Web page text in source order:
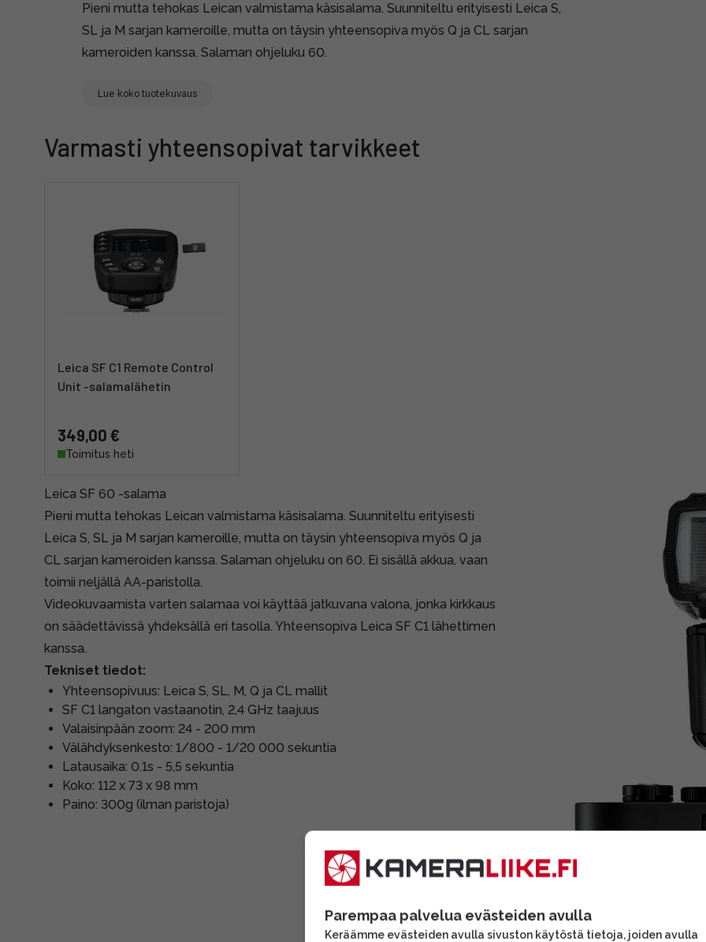
Pieni mutta tehokas Leican valmistama käsisalama. Suunniteltu erityisesti Leica S,
SL ja M sarjan kameroille, mutta on täysin yhteensopiva myös Q ja CL sarjan
kameroiden kanssa. Salaman ohjeluku 60.
Lue koko tuotekuvaus
Varmasti yhteensopivat tarvikkeet
Leica SF C1 Remote Control
Unit -salamalähetin
349,00 €
Toimitus heti
Leica SF 60 -salama
Pieni mutta tehokas Leican valmistama käsisalama. Suunniteltu erityisesti
Leica S, SL ja M sarjan kameroille, mutta on täysin yhteensopiva myös Q ja
CL sarjan kameroiden kanssa. Salaman ohjeluku on 60. Ei sisällä akkua, vaan
toimii neljällä AA-paristolla.
Videokuvaamista varten salamaa voi käyttää jatkuvana valona, jonka kirkkaus
on säädettävissä yhdeksällä eri tasolla. Yhteensopiva Leica SF C1 lähettimen
kanssa.
Tekniset tiedot:
Yhteensopivuus: Leica S, SL, M, Q ja CL mallit
SF C1 langaton vastaanotin, 2,4 GHz taajuus
Valaisinpään zoom: 24 - 200 mm
Välähdyksenkesto: 1/800 - 1/20 000 sekuntia
Latausaika: 0.1s - 5,5 sekuntia
Koko: 112 x 73 x 98 mm
Paino: 300g (ilman paristoja)
Parempaa palvelua evästeiden avulla
Keräämme evästeiden avulla sivuston käytöstä tietoja, joiden avulla